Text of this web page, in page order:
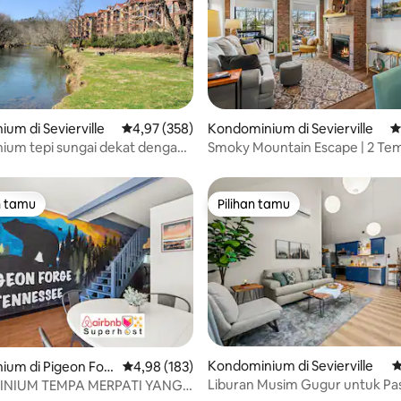
245 ulasan
di Sevierville Nilai rata-rata 4,97 dari 5, 358 ulasan
4,97 (358)
tepi sungai dekat dengan
Kondominium di Sevierville
Smoky Mountain Escape | 2
164 ulasan
terpopuler
tamu
di Pigeon For
Nilai rata-rata 4,98 dari 5, 183 ulasan
4,98 (183)
TEMPA MERPATI YANG
Pilihan tamu
Pilihan tamu
Kondominium di Sevierville
Liburan Musim Gugur untuk